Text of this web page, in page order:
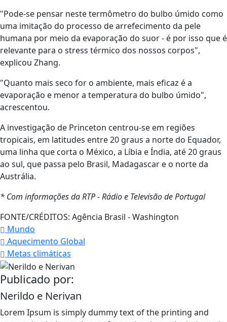
"Pode-se pensar neste termômetro do bulbo úmido como
uma imitação do processo de arrefecimento da pele
humana por meio da evaporação do suor - é por isso que é
relevante para o stress térmico dos nossos corpos",
explicou Zhang.
"Quanto mais seco for o ambiente, mais eficaz é a
evaporação e menor a temperatura do bulbo úmido",
acrescentou.
A investigação de Princeton centrou-se em regiões
tropicais, em latitudes entre 20 graus a norte do Equador,
uma linha que corta o México, a Líbia e Índia, até 20 graus
ao sul, que passa pelo Brasil, Madagascar e o norte da
Austrália.
* Com informações da RTP - Rádio e Televisão de Portugal
FONTE/CRÉDITOS: Agência Brasil - Washington
Mundo
Aquecimento Global
Metas climáticas
Publicado por:
Nerildo e Nerivan
Lorem Ipsum is simply dummy text of the printing and